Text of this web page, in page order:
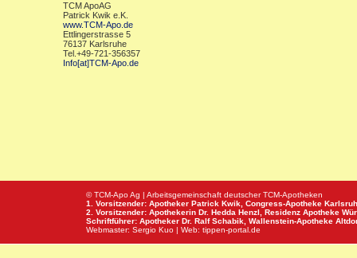
TCM ApoAG
Patrick Kwik e.K.
www.TCM-Apo.de
Ettlingerstrasse 5
76137 Karlsruhe
Tel.+49-721-356357
Info[at]TCM-Apo.de
© TCM-Apo Ag | Arbeitsgemeinschaft deutscher TCM-Apotheken
1. Vorsitzender: Apotheker Patrick Kwik, Congress-Apotheke
2. Vorsitzender: Apothekerin Dr. Hedda Henzl, Residenz Apotheke
Schriftführer: Apotheker Dr. Ralf Schabik, Wallenstein-Apotheke
Webmaster: Sergio Kuo | Web: tippen-portal.de